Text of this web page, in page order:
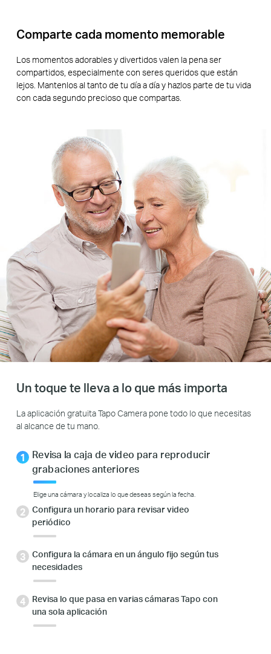
Comparte cada momento memorable
Los momentos adorables y divertidos valen la pena ser
compartidos, especialmente con seres queridos que están
lejos. Mantenlos al tanto de tu día a día y hazlos parte de tu vida
con cada segundo precioso que compartas.
Un toque te lleva a lo que más importa
La aplicación gratuita Tapo Camera pone todo lo que necesitas
al alcance de tu mano.
Revisa la caja de video para reproducir
grabaciones anteriores
Elige una cámara y localiza lo que deseas según la fecha.
Configura un horario para revisar video
periódico
Configura la cámara en un ángulo fijo según tus
necesidades
Revisa lo que pasa en varias cámaras Tapo con
una sola aplicación